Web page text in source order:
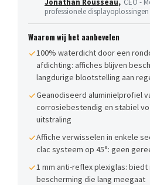
Jonathan Rousseau, CEO -
professionele displayoplossingen
Waarom wij het aanbevelen
100% waterdicht door een
afdichting: affiches blijven
langdurige blootstelling aan
Geanodiseerd aluminielprofiel
corrosiebestendig en stabiel
uitstraling
Affiche verwisselen in enkele
clac systeem op 45°: geen
1 mm anti-reflex plexiglas:
bescherming die lang meegaat